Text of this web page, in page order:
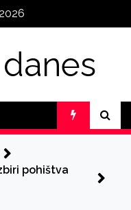
pohištva